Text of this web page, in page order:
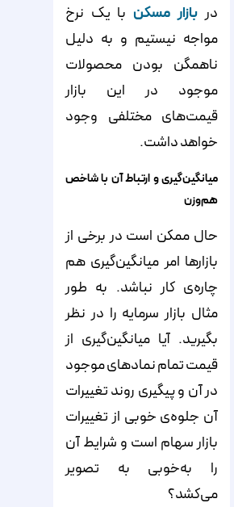
در بازار مسکن با یک نرخ
مواجه نیستیم و به دلیل
ناهمگن بودن محصولات
موجود در این بازار
قیمت‌‌‌‌های مختلفی وجود
خواهد داشت.
میانگین‌گیری و ارتباط آن با شاخص‌
هم‌وزن
حال ممکن است در برخی از
بازارها امر میانگین‌گیری هم
چاره‌‌‌‌ی کار نباشد. به طور
مثال بازار سرمایه را در نظر
بگیرید. آیا میانگین‌گیری از
قیمت تمام نمادهای موجود
در آن و پیگیری روند تغییرات
آن جلوه‌‌‌‌ی خوبی از تغییرات
بازار سهام است و شرایط آن
را به‌خوبی به تصویر
می‌‌‌‌کشد؟